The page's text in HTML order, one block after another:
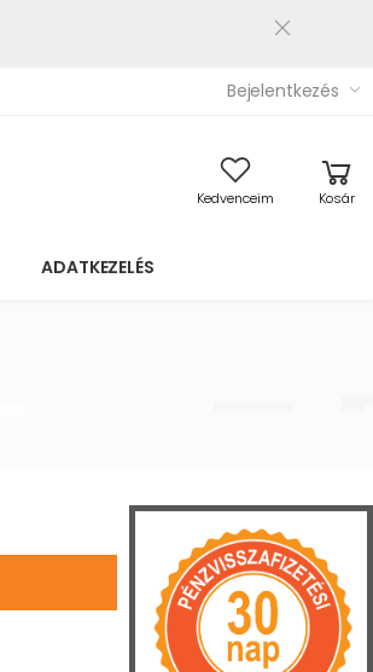
Bejelentkezés
Kedvenceim Kosár
ADATKEZELÉS